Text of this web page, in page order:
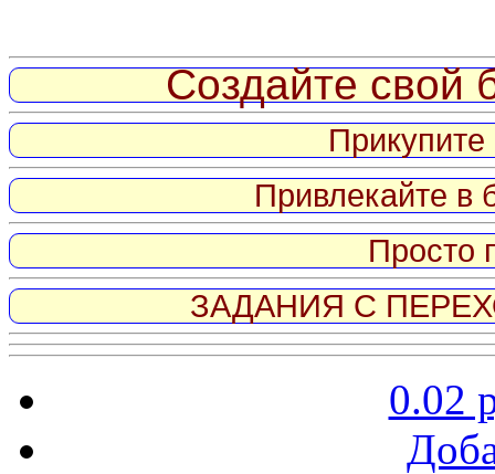
Создайте свой
Привлекайте в
Просто
ЗАДАНИЯ С
0.02